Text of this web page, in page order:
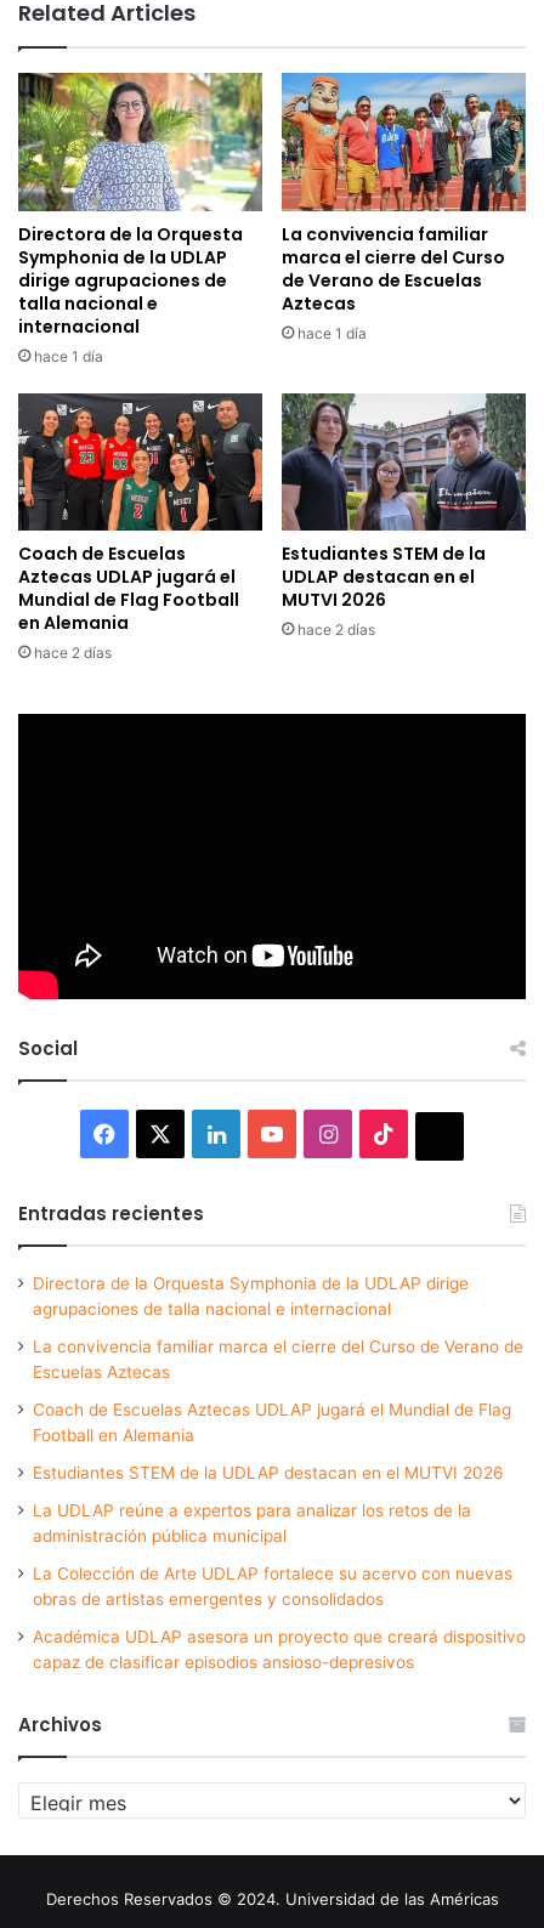
Related Articles
Directora de la Orquesta
Symphonia de la UDLAP
dirige agrupaciones de
talla nacional e
internacional
hace 1 día
La convivencia familiar
marca el cierre del Curso
de Verano de Escuelas
Aztecas
hace 1 día
Coach de Escuelas
Aztecas UDLAP jugará el
Mundial de Flag Football
en Alemania
hace 2 días
Estudiantes STEM de la
UDLAP destacan en el
MUTVI 2026
hace 2 días
Social
Facebook LinkedInYouTubeInstagram
Entradas recientes
Directora de la Orquesta Symphonia de la UDLAP dirige
agrupaciones de talla nacional e internacional
La convivencia familiar marca el cierre del Curso de Verano de
Escuelas Aztecas
Coach de Escuelas Aztecas UDLAP jugará el Mundial de Flag
Football en Alemania
Estudiantes STEM de la UDLAP destacan en el MUTVI 2026
La UDLAP reúne a expertos para analizar los retos de la
administración pública municipal
La Colección de Arte UDLAP fortalece su acervo con nuevas
obras de artistas emergentes y consolidados
Académica UDLAP asesora un proyecto que creará dispositivo
capaz de clasificar episodios ansioso-depresivos
Archivos
Archivos
Derechos Reservados © 2024. Universidad de las Américas